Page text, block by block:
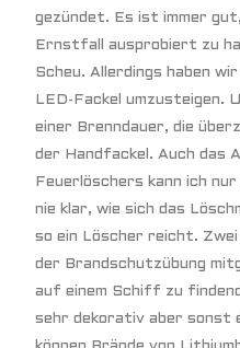
gezündet. Es ist immer
Ernstfall ausprobiert zu
Scheu. Allerdings haben
LED-Fackel umzusteigen.
einer Brenndauer, die
der Handfackel. Auch das
Feuerlöschers kann ich
nie klar, wie sich das
so ein Löscher reicht. Zwei
der Brandschutzübung
auf einem Schiff zu
sehr dekorativ aber sonst